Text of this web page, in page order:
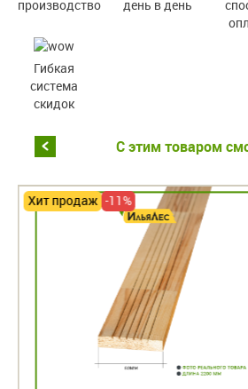
производство день в день
Гибкая
система
скидок
С этим товаром
Хит продаж -11%